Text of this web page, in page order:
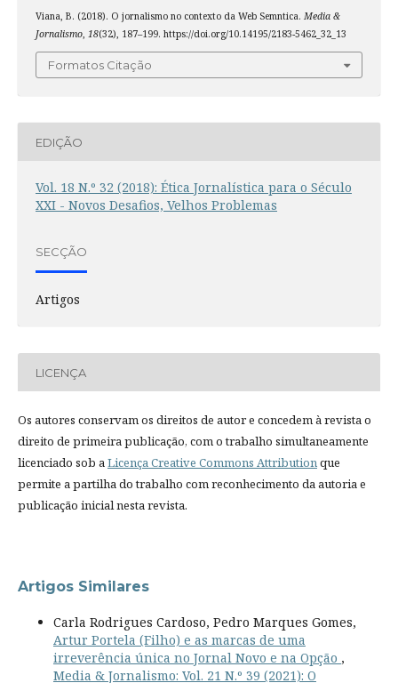
Viana, B. (2018). O jornalismo no contexto da Web Semntica. Media &
Jornalismo, 18(32), 187–199. https://doi.org/10.14195/2183-5462_32_13
Formatos Citação
EDIÇÃO
Vol. 18 N.º 32 (2018): Ética Jornalística para o Século
XXI - Novos Desafios, Velhos Problemas
SECÇÃO
Artigos
LICENÇA
Os autores conservam os direitos de autor e concedem à revista o
direito de primeira publicação, com o trabalho simultaneamente
licenciado sob aLicença Creative Commons Attributionque
permite a partilha do trabalho com reconhecimento da autoria e
publicação inicial nesta revista.
Artigos Similares
Carla Rodrigues Cardoso, Pedro Marques Gomes,
Artur Portela (Filho) e as marcas de uma
irreverência única no Jornal Novo e na Opção ,
Media & Jornalismo: Vol. 21 N.º 39 (2021): O